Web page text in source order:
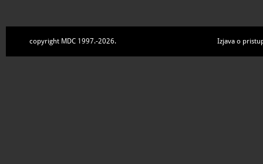
copyright MDC 1997.-2026. Izjava o